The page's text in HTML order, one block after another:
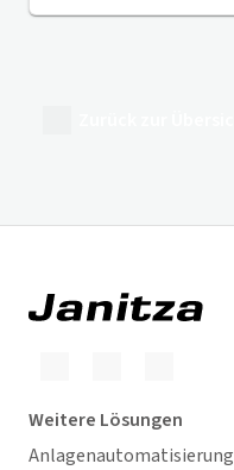
Weitere Lösungen
Anlagenautomatisierung